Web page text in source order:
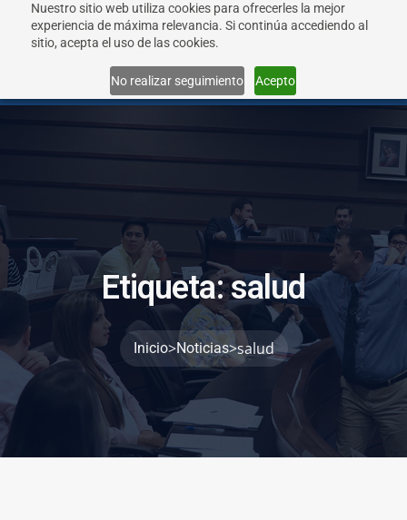
Nuestro sitio web utiliza cookies para ofrecerles la mejor
experiencia de máxima relevancia. Si continúa accediendo al
sitio, acepta el uso de las cookies.
No realizar seguimiento Acepto
Etiqueta:salud
Inicio>Noticias>salud